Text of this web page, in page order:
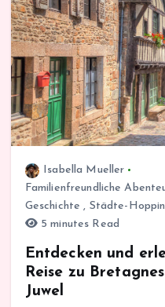
Isabella Mueller
Familienfreundliche
Geschichte , Städte-
5 minutes Read
Entdecken und
Reise zu
Juwel